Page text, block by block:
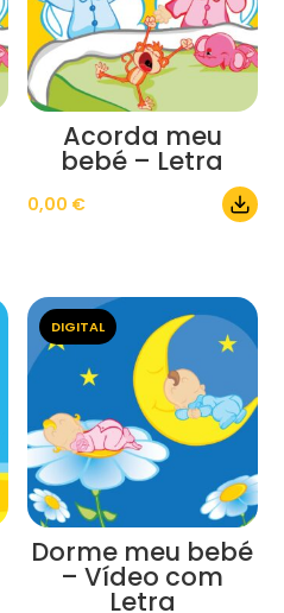
Acorda meu
bebé – Letra
0,00 €
DIGITAL
Dorme meu bebé
– Vídeo com
Letra